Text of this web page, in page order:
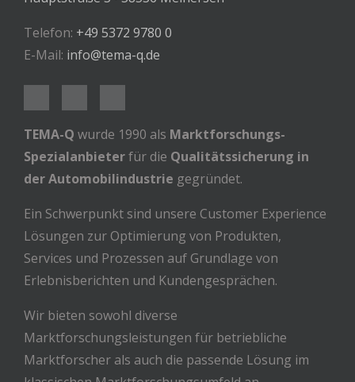
Telefon: +49 5372 9780 0
E-Mail: info@tema-q.de
TEMA-Q wurde 1990 als Marktforschungs-
Spezialanbieterfür die Qualitätssicherung in
der Automobilindustrie gegründet.
Ein Schwerpunkt sind unsere Customer Experience
Lösungen zur Optimierung von Produkten,
Services und Prozessen auf Grundlage von
Erlebnisberichten und Kundengesprächen.
Wir bieten sowohl diverse
Marktforschungsleistungen für betriebliche
Marktforscher als auch die passende Lösung im